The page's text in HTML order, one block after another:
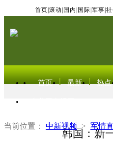
首页 滚动 国内 国际 军事
首页 最新 热点
当前位置： 中新视频 > 军情
韩国：新